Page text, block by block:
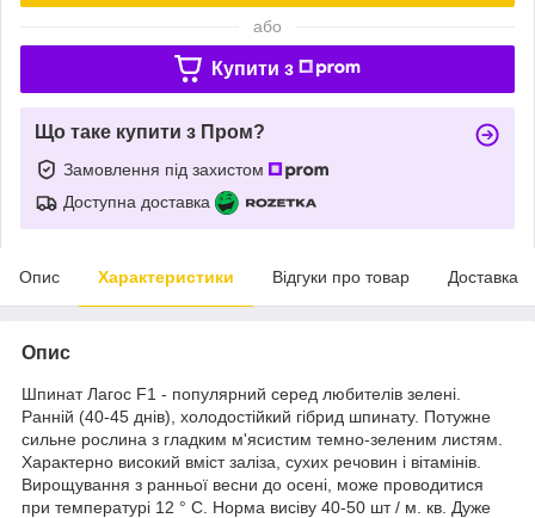
або
Купити з
Що таке купити з Пром?
Замовлення під захистом
Доступна доставка
Опис Характеристики Відгуки про товар Доставка
Опис
Шпинат Лагос F1 - популярний серед любителів зелені.
Ранній (40-45 днів), холодостійкий гібрид шпинату. Потужне
сильне рослина з гладким м'ясистим темно-зеленим листям.
Характерно високий вміст заліза, сухих речовин і вітамінів.
Вирощування з ранньої весни до осені, може проводитися
при температурі 12 ° C. Норма висіву 40-50 шт / м. кв. Дуже